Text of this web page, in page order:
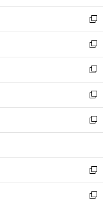
開
く
ウ
で
開
く
ン
ド
ウ
で
開
く
ウ
ィ
ン
ド
ウ
で
開
く
新
し
い
ウ
ィ
ン
ド
ウ
で
開
新
し
い
ウ
ィ
ン
ド
ウ
開
く
新
し
い
ウ
ィ
ン
ウ
で
開
く
新
し
い
ウ
ン
ド
ウ
で
新
し
ウ
ィ
ン
ド
新
し
い
新